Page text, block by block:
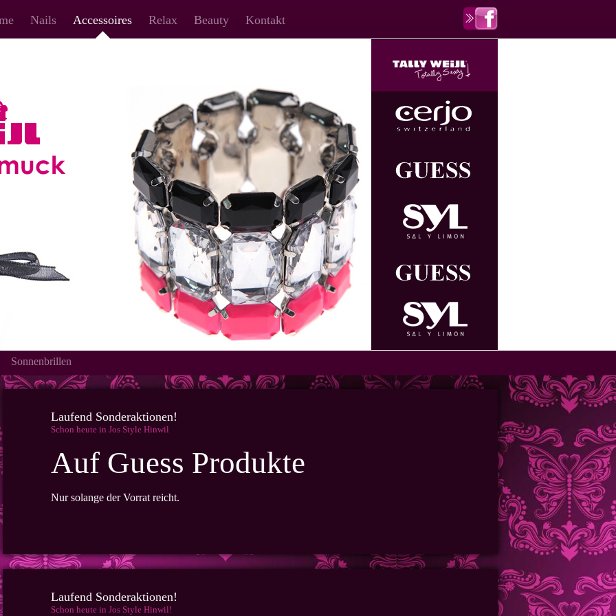
Nails Accessoires Relax Beauty Kontakt
Sonnenbrillen
Laufend Sonderaktionen!
Schon heute in Jos Style Hinwil
Auf Guess Produkte
Nur solange der Vorrat reicht.
Laufend Sonderaktionen!
Schon heute in Jos Style Hinwil!